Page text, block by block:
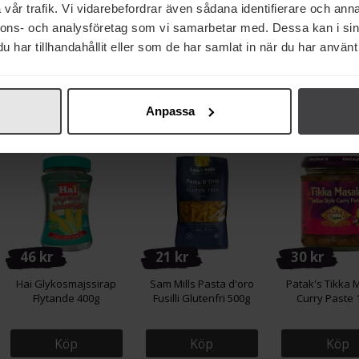
trafik. Vi vidarebefordrar även sådana identifierare och
och analysföretag som vi samarbetar med. Dessa kan i
har tillhandahållit eller som de har samlat in när du har
Anpassa
Santa Maria
Pomeransskal Malen
20g
Santa Maria Fänkålsfrö
Birdcage
46 kr
Hai Glykosmajssirap
Flytande 400g
Köp
21 kr
Sam Mills Pasta d'oro
Fusilli Glutenfri 500g
Köp
30 kr
Patak's Tikka
Curry Paste
Köp